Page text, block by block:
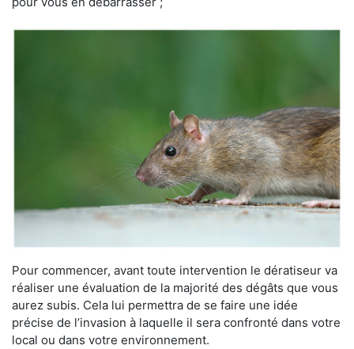
Pour commencer, avant toute intervention le dératiseur va
réaliser une évaluation de la majorité des dégâts que vous
aurez subis. Cela lui permettra de se faire une idée
précise de l’invasion à laquelle il sera confronté dans votre
local ou dans votre environnement.